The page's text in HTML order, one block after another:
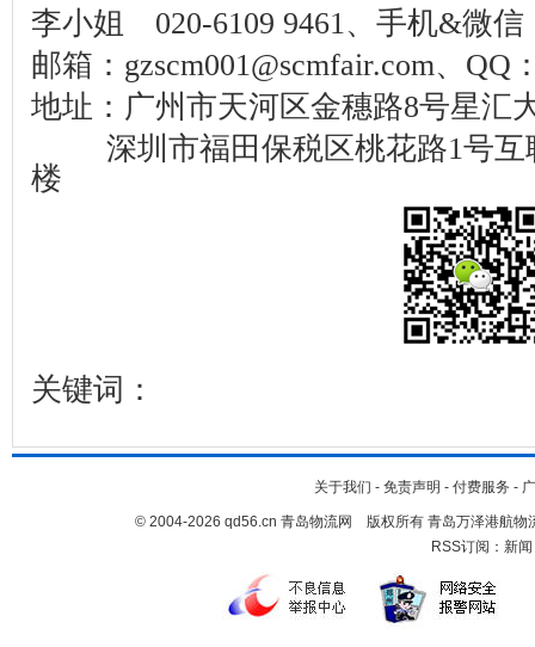
李小姐 020-6109 9461、手机&微信
邮箱： gzscm001@scmfair.com、 QQ
地址：广州市天河区金穗路8号星汇
深圳市福田保税区桃花路1号互
楼
关键词：
关于我们 - 免责声明 - 付费服务 -
© 2004-2026 qd56.cn 青岛物流网 版权所有 青岛万泽港航物
RSS订阅： 新闻